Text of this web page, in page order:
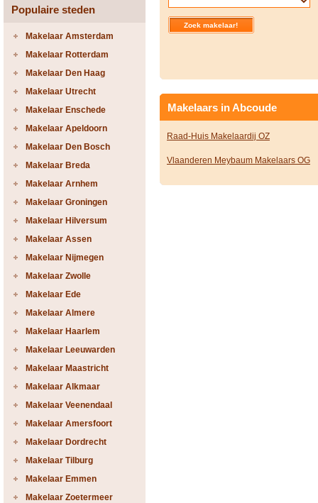
Populaire steden
Makelaar Amsterdam
Makelaar Rotterdam
Makelaar Den Haag
Makelaar Utrecht
Makelaar Enschede
Makelaar Apeldoorn
Makelaar Den Bosch
Makelaar Breda
Makelaar Arnhem
Makelaar Groningen
Makelaar Hilversum
Makelaar Assen
Makelaar Nijmegen
Makelaar Zwolle
Makelaar Ede
Makelaar Almere
Makelaar Haarlem
Makelaar Leeuwarden
Makelaar Maastricht
Makelaar Alkmaar
Makelaar Veenendaal
Makelaar Amersfoort
Makelaar Dordrecht
Makelaar Tilburg
Makelaar Emmen
Makelaar Zoetermeer
Makelaars in Abcoude
Raad-Huis Makelaardij OZ
Vlaanderen Meybaum Makelaars OG